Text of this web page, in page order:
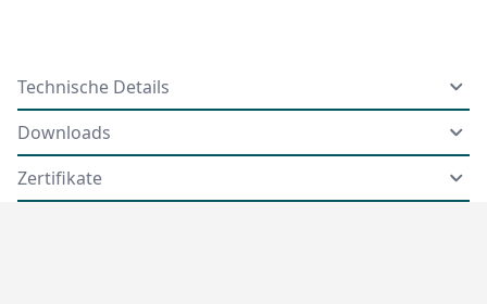
Technische Details
Downloads
Zertifikate